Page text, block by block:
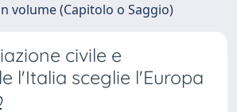
volume (Capitolo o Saggio)
civile e
l'Italia sceglie l'Europa